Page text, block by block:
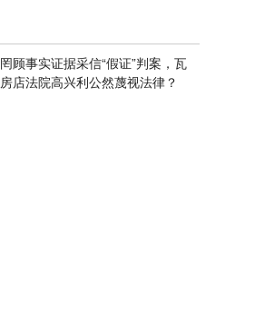
罔顾事实证据采信“假证”判案，瓦
房店法院高兴利公然蔑视法律？